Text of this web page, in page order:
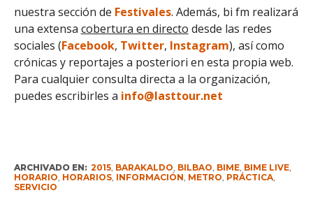
nuestra sección de Festivales. Además, bi fm realizará
una extensa cobertura en directo desde las redes
sociales (Facebook, Twitter, Instagram), así como
crónicas y reportajes a posteriori en esta propia web.
Para cualquier consulta directa a la organización,
puedes escribirles a info@lasttour.net
ARCHIVADO EN: 2015, BARAKALDO, BILBAO, BIME, BIME LIVE,
HORARIO, HORARIOS, INFORMACIÓN, METRO, PRÁCTICA,
SERVICIO